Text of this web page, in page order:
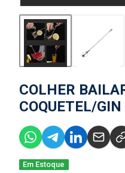
COLHER
COQUETEL/
Em Estoque